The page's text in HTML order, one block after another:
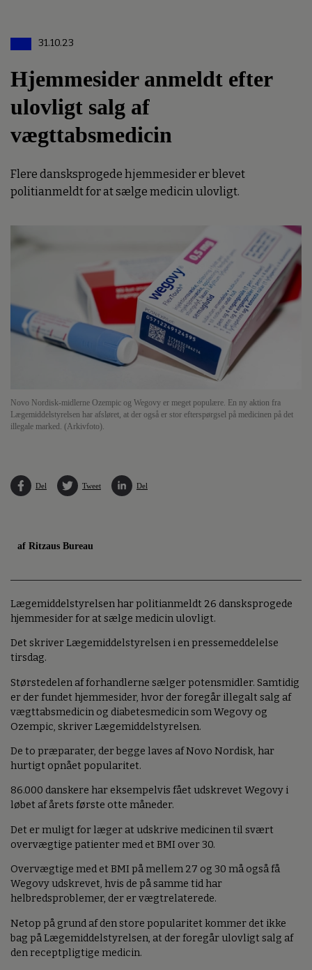
31.10.23
Hjemmesider anmeldt efter
ulovligt salg af
vægttabsmedicin
Flere dansksprogede hjemmesider er blevet
politianmeldt for at sælge medicin ulovligt.
Novo Nordisk-midlerne Ozempic og Wegovy er meget populære. En ny aktion fra
Lægemiddelstyrelsen har afsløret, at der også er stor efterspørgsel på medicinen på det
illegale marked. (Arkivfoto).
Del Tweet Del
af Ritzaus Bureau
Lægemiddelstyrelsen har politianmeldt 26 dansksprogede
hjemmesider for at sælge medicin ulovligt.
Det skriver Lægemiddelstyrelsen i en pressemeddelelse
tirsdag.
Størstedelen af forhandlerne sælger potensmidler. Samtidig
er der fundet hjemmesider, hvor der foregår illegalt salg af
vægttabsmedicin og diabetesmedicin som Wegovy og
Ozempic, skriver Lægemiddelstyrelsen.
De to præparater, der begge laves af Novo Nordisk, har
hurtigt opnået popularitet.
86.000 danskere har eksempelvis fået udskrevet Wegovy i
løbet af årets første otte måneder.
Det er muligt for læger at udskrive medicinen til svært
overvægtige patienter med et BMI over 30.
Overvægtige med et BMI på mellem 27 og 30 må også få
Wegovy udskrevet, hvis de på samme tid har
helbredsproblemer, der er vægtrelaterede.
Netop på grund af den store popularitet kommer det ikke
bag på Lægemiddelstyrelsen, at der foregår ulovligt salg af
den receptpligtige medicin.